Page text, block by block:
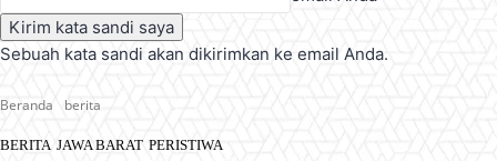
Sebuah kata sandi akan dikirimkan ke email Anda.
Beranda berita
BERITA JAWA BARAT PERISTIWA